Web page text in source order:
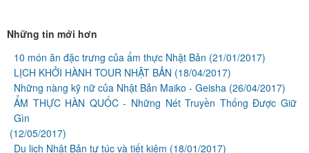
Những tin mới hơn
10 món ăn đặc trưng của ẩm thực Nhật Bản (21/01/2017)
LỊCH KHỞI HÀNH TOUR NHẬT BẢN (18/04/2017)
Những nàng kỹ nữ của Nhật Bản Maiko - Geisha (26/04/2017)
ẨM THỰC HÀN QUỐC - Những Nét Truyền Thống Được Giữ
Gìn
(12/05/2017)
Du lịch Nhật Bản tự túc và tiết kiệm (18/01/2017)